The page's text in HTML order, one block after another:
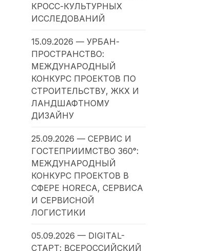
КРОСС-КУЛЬТУРНЫХ
ИССЛЕДОВАНИЙ
15.09.2026 — УРБАН-
ПРОСТРАНСТВО:
МЕЖДУНАРОДНЫЙ
КОНКУРС ПРОЕКТОВ ПО
СТРОИТЕЛЬСТВУ, ЖКХ И
ЛАНДШАФТНОМУ
ДИЗАЙНУ
25.09.2026 — СЕРВИС И
ГОСТЕПРИИМСТВО 360°:
МЕЖДУНАРОДНЫЙ
КОНКУРС ПРОЕКТОВ В
СФЕРЕ HORECA, СЕРВИСА
И СЕРВИСНОЙ
ЛОГИСТИКИ
05.09.2026 — DIGITAL-
СТАРТ: ВСЕРОССИЙСКИЙ